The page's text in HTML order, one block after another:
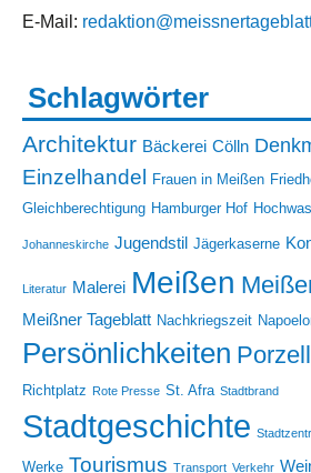
E-Mail:
Schlagwörter
Architektur Bäckerei Cölln
Einzelhandel Frauen in Meißen
Gleichberechtigung Hamburger Hof
Johanneskirche Jugendstil Jägerkaserne
Literatur Malerei Meißen
Meißner Tageblatt Nachkriegszeit
Persönlichkeiten
Richtplatz Rote Presse St. Afra Stadtbrand
Stadtgeschichte
Werke Tourismus Transport Verkehr